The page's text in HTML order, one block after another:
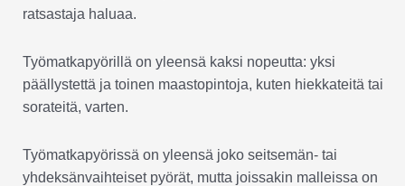
ratsastaja haluaa.
Työmatkapyörillä on yleensä kaksi nopeutta: yksi
päällystettä ja toinen maastopintoja, kuten hiekkateitä tai
sorateitä, varten.
Työmatkapyörissä on yleensä joko seitsemän- tai
yhdeksänvaihteiset pyörät, mutta joissakin malleissa on